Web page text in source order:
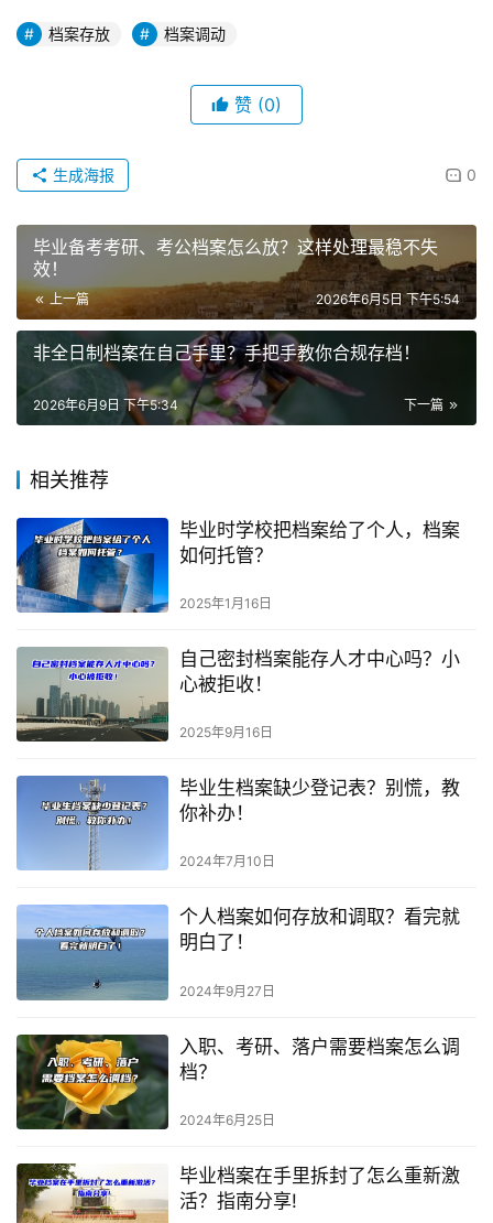
档案存放 档案调动
赞 (0)
0
生成海报
毕业备考考研、考公档案怎么放？这样处理最稳不失
效！
上一篇 2026年6月5日 下午5:54
非全日制档案在自己手里？手把手教你合规存档！
下一篇
2026年6月9日 下午5:34
相关推荐
毕业时学校把档案给了个人，档案
如何托管？
2025年1月16日
自己密封档案能存人才中心吗？小
心被拒收！
2025年9月16日
毕业生档案缺少登记表？别慌，教
你补办！
2024年7月10日
个人档案如何存放和调取？看完就
明白了！
2024年9月27日
入职、考研、落户需要档案怎么调
档？
2024年6月25日
毕业档案在手里拆封了怎么重新激
活？指南分享!